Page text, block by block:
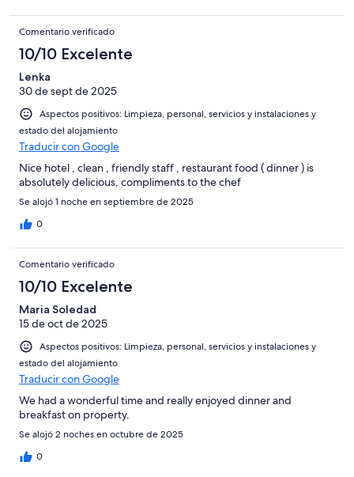
Comentario verificado
10/10 Excelente
Lenka
30 de sept de 2025
Aspectos positivos: Limpieza, personal, servicios y instalaciones y
estado del alojamiento
Traducir con Google
Nice hotel , clean , friendly staff , restaurant food ( dinner ) is
absolutely delicious, compliments to the chef
Se alojó 1 noche en septiembre de 2025
0
Comentario verificado
10/10 Excelente
Maria Soledad
15 de oct de 2025
Aspectos positivos: Limpieza, personal, servicios y instalaciones y
estado del alojamiento
Traducir con Google
We had a wonderful time and really enjoyed dinner and
breakfast on property.
Se alojó 2 noches en octubre de 2025
0